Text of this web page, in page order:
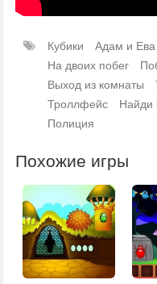
Кубики Адам и Ева
На двоих побег
Выход из комнаты
Троллфейс
Найди
Полиция
Похожие игры